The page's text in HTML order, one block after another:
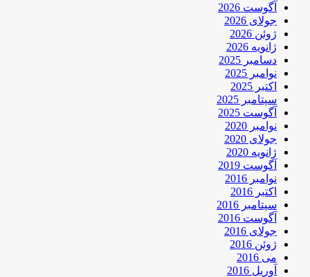
آگوست 2026
جولای 2026
ژوئن 2026
ژانویه 2026
دسامبر 2025
نوامبر 2025
اکتبر 2025
سپتامبر 2025
آگوست 2025
نوامبر 2020
جولای 2020
ژانویه 2020
آگوست 2019
نوامبر 2016
اکتبر 2016
سپتامبر 2016
آگوست 2016
جولای 2016
ژوئن 2016
می 2016
آوریل 2016